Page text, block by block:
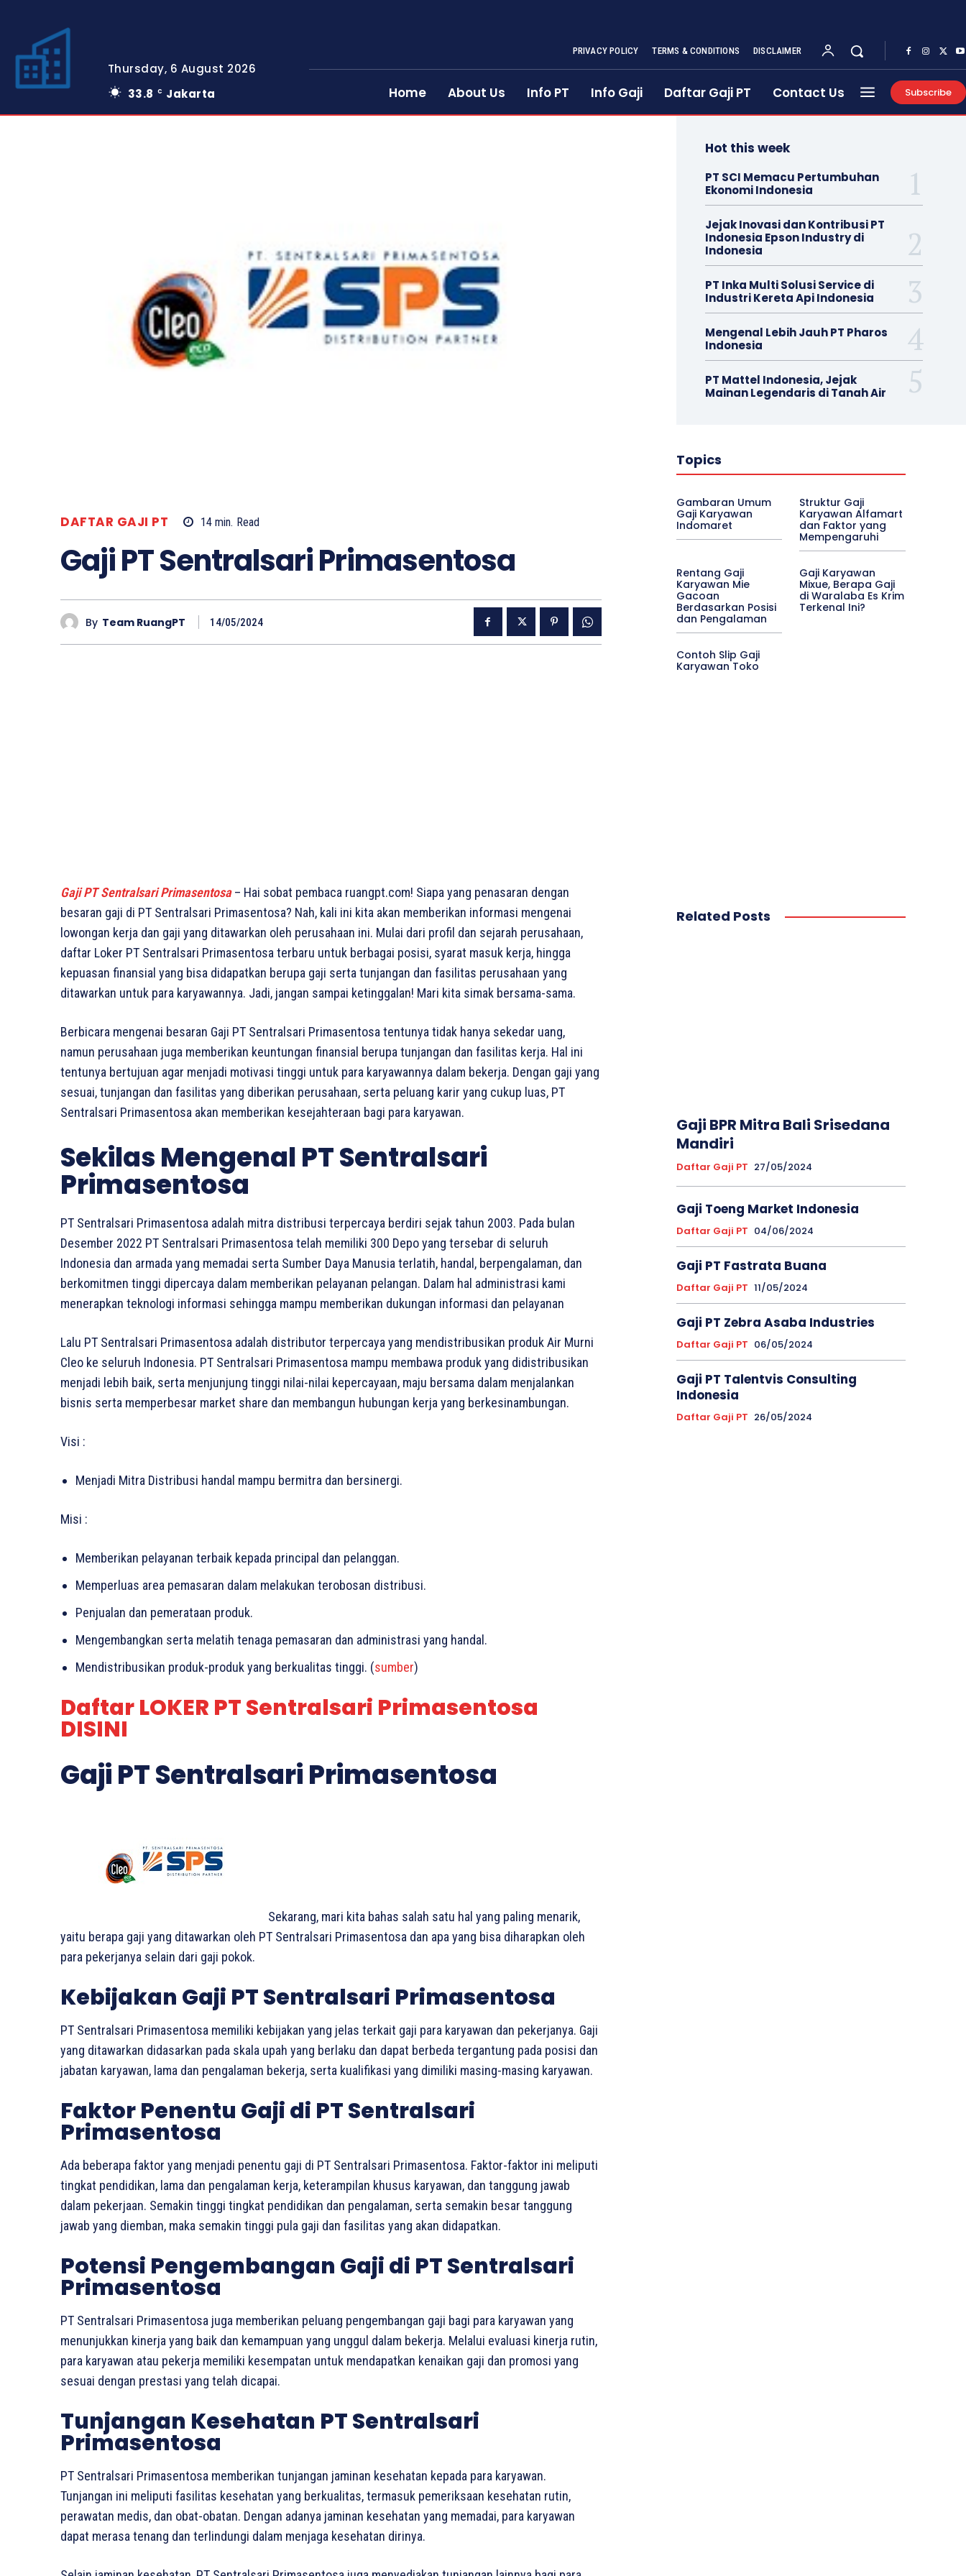
Thursday, 6 August 2026
33.8
C Jakarta
PRIVACY POLICY TERMS & CONDITIONS DISCLAIMER
Home About Us Info PT Info Gaji Daftar Gaji PT Contact Us Subscribe
DAFTAR GAJI PT 14 min. Read
Gaji PT Sentralsari Primasentosa
By Team RuangPT 14/05/2024
Gaji PT Sentralsari Primasentosa– Hai sobat pembaca ruangpt.com! Siapa yang penasaran dengan
besaran gaji di PT Sentralsari Primasentosa? Nah, kali ini kita akan memberikan informasi mengenai
lowongan kerja dan gaji yang ditawarkan oleh perusahaan ini. Mulai dari profil dan sejarah perusahaan,
daftar Loker PT Sentralsari Primasentosa terbaru untuk berbagai posisi, syarat masuk kerja, hingga
kepuasan finansial yang bisa didapatkan berupa gaji serta tunjangan dan fasilitas perusahaan yang
ditawarkan untuk para karyawannya. Jadi, jangan sampai ketinggalan! Mari kita simak bersama-sama.
Berbicara mengenai besaran Gaji PT Sentralsari Primasentosa tentunya tidak hanya sekedar uang,
namun perusahaan juga memberikan keuntungan finansial berupa tunjangan dan fasilitas kerja. Hal ini
tentunya bertujuan agar menjadi motivasi tinggi untuk para karyawannya dalam bekerja. Dengan gaji yang
sesuai, tunjangan dan fasilitas yang diberikan perusahaan, serta peluang karir yang cukup luas, PT
Sentralsari Primasentosa akan memberikan kesejahteraan bagi para karyawan.
Sekilas Mengenal PT Sentralsari
Primasentosa
PT Sentralsari Primasentosa adalah mitra distribusi terpercaya berdiri sejak tahun 2003. Pada bulan
Desember 2022 PT Sentralsari Primasentosa telah memiliki 300 Depo yang tersebar di seluruh
Indonesia dan armada yang memadai serta Sumber Daya Manusia terlatih, handal, berpengalaman, dan
berkomitmen tinggi dipercaya dalam memberikan pelayanan pelangan. Dalam hal administrasi kami
menerapkan teknologi informasi sehingga mampu memberikan dukungan informasi dan pelayanan
Lalu PT Sentralsari Primasentosa adalah distributor terpercaya yang mendistribusikan produk Air Murni
Cleo ke seluruh Indonesia. PT Sentralsari Primasentosa mampu membawa produk yang didistribusikan
menjadi lebih baik, serta menjunjung tinggi nilai-nilai kepercayaan, maju bersama dalam menjalankan
bisnis serta memperbesar market share dan membangun hubungan kerja yang berkesinambungan.
Visi :
Menjadi Mitra Distribusi handal mampu bermitra dan bersinergi.
Misi :
Memberikan pelayanan terbaik kepada principal dan pelanggan.
Memperluas area pemasaran dalam melakukan terobosan distribusi.
Penjualan dan pemerataan produk.
Mengembangkan serta melatih tenaga pemasaran dan administrasi yang handal.
Mendistribusikan produk-produk yang berkualitas tinggi. (sumber)
Daftar LOKER PT Sentralsari Primasentosa
DISINI
Gaji PT Sentralsari Primasentosa
Sekarang, mari kita bahas salah satu hal yang paling menarik,
yaitu berapa gaji yang ditawarkan oleh PT Sentralsari Primasentosa dan apa yang bisa diharapkan oleh
para pekerjanya selain dari gaji pokok.
Kebijakan Gaji PT Sentralsari Primasentosa
PT Sentralsari Primasentosa memiliki kebijakan yang jelas terkait gaji para karyawan dan pekerjanya. Gaji
yang ditawarkan didasarkan pada skala upah yang berlaku dan dapat berbeda tergantung pada posisi dan
jabatan karyawan, lama dan pengalaman bekerja, serta kualifikasi yang dimiliki masing-masing karyawan.
Faktor Penentu Gaji di PT Sentralsari
Primasentosa
Ada beberapa faktor yang menjadi penentu gaji di PT Sentralsari Primasentosa. Faktor-faktor ini meliputi
tingkat pendidikan, lama dan pengalaman kerja, keterampilan khusus karyawan, dan tanggung jawab
dalam pekerjaan. Semakin tinggi tingkat pendidikan dan pengalaman, serta semakin besar tanggung
jawab yang diemban, maka semakin tinggi pula gaji dan fasilitas yang akan didapatkan.
Potensi Pengembangan Gaji di PT Sentralsari
Primasentosa
PT Sentralsari Primasentosa juga memberikan peluang pengembangan gaji bagi para karyawan yang
menunjukkan kinerja yang baik dan kemampuan yang unggul dalam bekerja. Melalui evaluasi kinerja rutin,
para karyawan atau pekerja memiliki kesempatan untuk mendapatkan kenaikan gaji dan promosi yang
sesuai dengan prestasi yang telah dicapai.
Tunjangan Kesehatan PT Sentralsari
Primasentosa
PT Sentralsari Primasentosa memberikan tunjangan jaminan kesehatan kepada para karyawan.
Tunjangan ini meliputi fasilitas kesehatan yang berkualitas, termasuk pemeriksaan kesehatan rutin,
perawatan medis, dan obat-obatan. Dengan adanya jaminan kesehatan yang memadai, para karyawan
dapat merasa tenang dan terlindungi dalam menjaga kesehatan dirinya.
Hot this week
PT SCI Memacu Pertumbuhan
Ekonomi Indonesia
Jejak Inovasi dan Kontribusi PT
Indonesia Epson Industry di
Indonesia
PT Inka Multi Solusi Service di
Industri Kereta Api Indonesia
Mengenal Lebih Jauh PT Pharos
Indonesia
PT Mattel Indonesia, Jejak
Mainan Legendaris di Tanah Air
Topics
Gambaran Umum
Gaji Karyawan
Indomaret
Struktur Gaji
Karyawan Alfamart
dan Faktor yang
Mempengaruhi
Rentang Gaji
Karyawan Mie
Gacoan
Berdasarkan Posisi
dan Pengalaman
Gaji Karyawan
Mixue, Berapa Gaji
di Waralaba Es Krim
Terkenal Ini?
Contoh Slip Gaji
Karyawan Toko
Related Posts
Gaji BPR Mitra Bali Srisedana
Mandiri
Daftar Gaji PT 27/05/2024
Gaji Toeng Market Indonesia
Daftar Gaji PT 04/06/2024
Gaji PT Fastrata Buana
Daftar Gaji PT 11/05/2024
Gaji PT Zebra Asaba Industries
Daftar Gaji PT 06/05/2024
Gaji PT Talentvis Consulting
Indonesia
Daftar Gaji PT 26/05/2024